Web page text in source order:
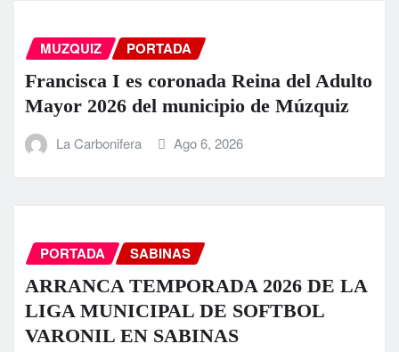
MUZQUIZ PORTADA
Francisca I es coronada Reina del Adulto
Mayor 2026 del municipio de Múzquiz
La Carbonifera Ago 6, 2026
PORTADA SABINAS
ARRANCA TEMPORADA 2026 DE LA
LIGA MUNICIPAL DE SOFTBOL
VARONIL EN SABINAS